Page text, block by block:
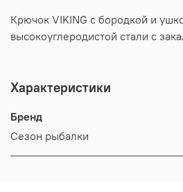
Крючок VIKING с бородкой и
высокоуглеродистой стали с
Характеристики
Бренд
Сезон рыбалки